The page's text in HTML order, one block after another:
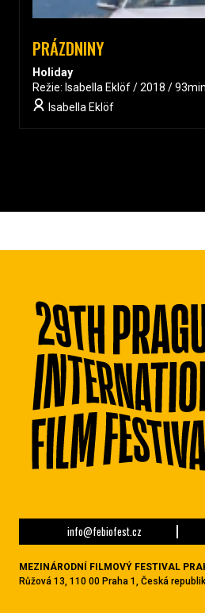
PRÁZDNINY
Holiday
Režie: Isabella Eklöf / 2018 / 93min
Isabella Eklöf
info@febiofest.cz
MEZINÁRODNÍ FILMOVÝ FESTIVAL
Růžová 13, 110 00 Praha 1, Česká